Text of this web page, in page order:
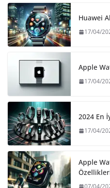
Huawei
17/04/
Apple
17/04/
2024 En
17/04/
Apple